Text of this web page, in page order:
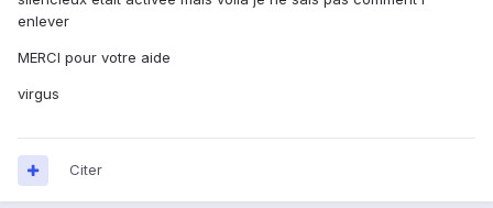
enlever
MERCI pour votre aide
virgus
Citer